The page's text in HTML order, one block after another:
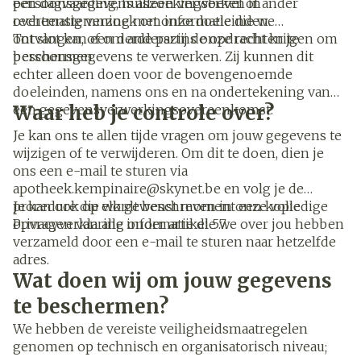
persoonsgegevens alleen verwerken in
overeenstemming met onze doeleinden.
een dagvaarding, huiszoekingsbevel of ander
rechtmatig verzoek om informatie die we
ontvangen, of om anderszins onze rechten te
beschermen.
Tot slot kan een derde partij de opdracht krijgen om
persoonsgegevens te verwerken. Zij kunnen dit
echter alleen doen voor de bovengenoemde
doeleinden, namens ons en na ondertekening van
een gegevensverwerkingsovereenkomst.
Waar heb je controle over?
Je kan ons te allen tijde vragen om jouw gegevens te
wijzigen of te verwijderen. Om dit te doen, dien je
ons een e-mail te sturen via
apotheek.kempinaire@skynet.be en volg je de
procedure die wordt beschreven in onze volledige
Privacyverklaring onder artikel 5.7.
Je kan ook op elk gewenst moment een kopie
opvragen van alle informatie die we over jou hebben
verzameld door een e-mail te sturen naar hetzelfde
adres.
Wat doen wij om jouw gegevens
te beschermen?
We hebben de vereiste veiligheidsmaatregelen
genomen op technisch en organisatorisch niveau;